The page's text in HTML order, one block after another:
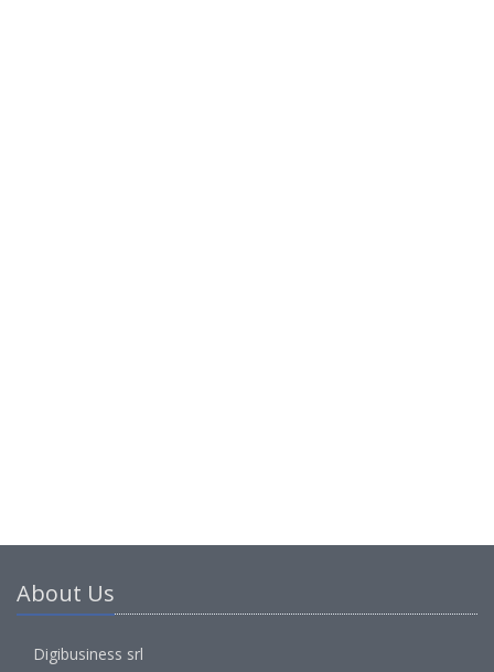
About Us
Digibusiness srl